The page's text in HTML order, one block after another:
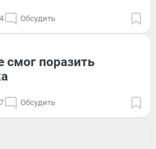
Обсудить
смог поразить
Обсудить